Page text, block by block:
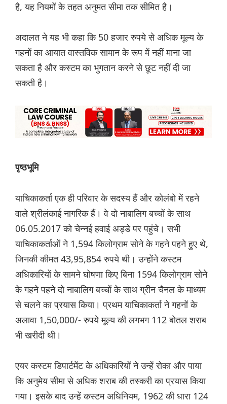
है, यह नियमों के तहत अनुमत सीमा तक सीमित है।
अदालत ने यह भी कहा कि 50 हजार रुपये से अधिक मूल्य के
गहनों का आयात वास्तविक सामान के रूप में नहीं माना जा
सकता है और कस्टम का भुगतान करने से छूट नहीं दी जा
सकती है।
पृष्ठभूमि
याचिकाकर्ता एक ही परिवार के सदस्य हैं और कोलंबो में रहने
वाले श्रीलंकाई नागरिक हैं। वे दो नाबालिग बच्चों के साथ
06.05.2017 को चेन्नई हवाई अड्डे पर पहुंचे। सभी
याचिकाकर्ताओं ने 1,594 किलोग्राम सोने के गहने पहने हुए थे,
जिनकी कीमत 43,95,854 रुपये थी। उन्होंने कस्टम
अधिकारियों के सामने घोषणा किए बिना 1594 किलोग्राम सोने
के गहने पहने दो नाबालिग बच्चों के साथ ग्रीन चैनल के माध्यम
से चलने का प्रयास किया। प्रथम याचिकाकर्ता ने गहनों के
अलावा 1,50,000/- रुपये मूल्य की लगभग 112 बोतल शराब
भी खरीदी थी।
एयर कस्टम डिपार्टमेंट के अधिकारियों ने उन्हें रोका और पाया
कि अनुमेय सीमा से अधिक शराब की तस्करी का प्रयास किया
गया। इसके बाद उन्हें कस्टम अधिनियम, 1962 की धारा 124